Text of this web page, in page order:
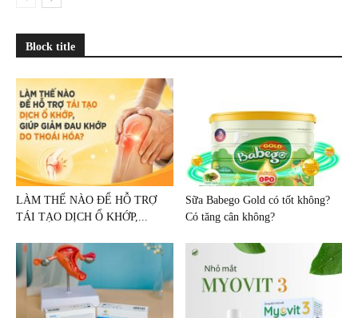
Block title
LÀM THẾ NÀO ĐỂ HỖ TRỢ
TÁI TẠO DỊCH Ổ KHỚP,...
Sữa Babego Gold có tốt không?
Có tăng cân không?